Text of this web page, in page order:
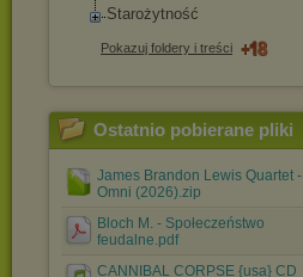
Starożytność
Pokazuj foldery i treści
Ostatnio pobierane pliki
James Brandon Lewis Quartet -
Omni (2026).zip
Bloch M. - Społeczeństwo
feudalne.pdf
CANNIBAL CORPSE {usa} CD